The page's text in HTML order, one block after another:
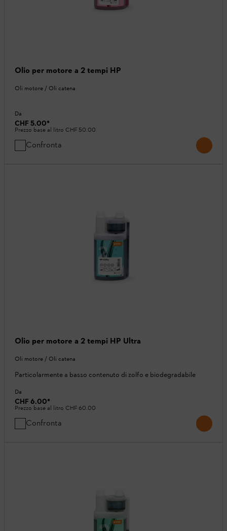
Olio per motore a 2 tempi HP
Oli motore / Oli catena
Da
CHF 5.00*
Prezzo base al litro CHF 50.00
Confronta
Olio per motore a 2 tempi HP Ultra
Oli motore / Oli catena
Particolarmente a basso contenuto di zolfo e biodegradabile
Da
CHF 6.00*
Prezzo base al litro CHF 60.00
Confronta